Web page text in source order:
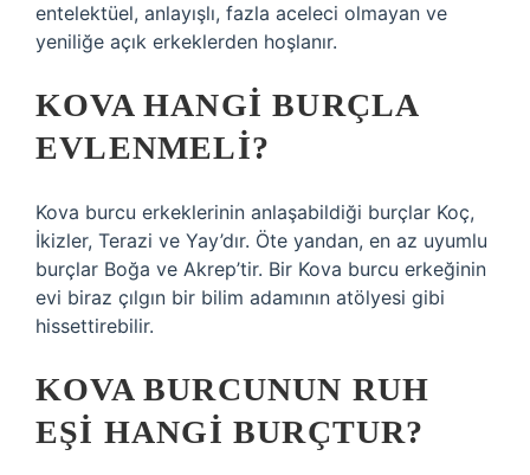
entelektüel, anlayışlı, fazla aceleci olmayan ve
yeniliğe açık erkeklerden hoşlanır.
KOVA HANGI BURÇLA
EVLENMELI?
Kova burcu erkeklerinin anlaşabildiği burçlar Koç,
İkizler, Terazi ve Yay’dır. Öte yandan, en az uyumlu
burçlar Boğa ve Akrep’tir. Bir Kova burcu erkeğinin
evi biraz çılgın bir bilim adamının atölyesi gibi
hissettirebilir.
KOVA BURCUNUN RUH
EŞI HANGI BURÇTUR?